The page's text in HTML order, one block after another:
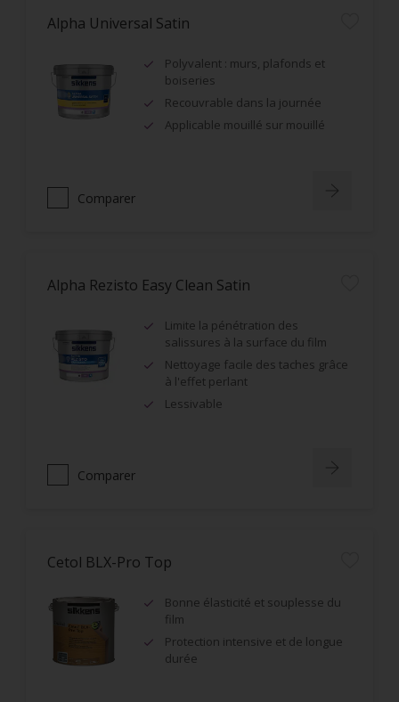
Alpha Universal Satin
Polyvalent : murs, plafonds et
boiseries
Recouvrable dans la journée
Applicable mouillé sur mouillé
Comparer
Alpha Rezisto Easy Clean Satin
Limite la pénétration des
salissures à la surface du film
Nettoyage facile des taches grâce
à l'effet perlant
Lessivable
Comparer
Cetol BLX-Pro Top
Bonne élasticité et souplesse du
film
Protection intensive et de longue
durée